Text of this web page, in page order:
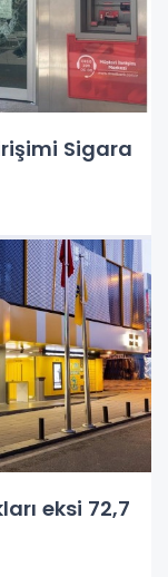
Sigara
eksi 72,7